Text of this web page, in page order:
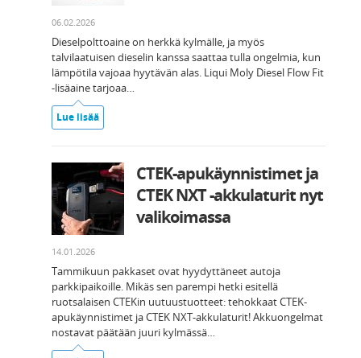
06.02.2026
Dieselpolttoaine on herkkä kylmälle, ja myös
talvilaatuisen dieselin kanssa saattaa tulla ongelmia, kun
lämpötila vajoaa hyytävän alas. Liqui Moly Diesel Flow Fit
-lisäaine tarjoaa…
Lue lisää
CTEK-apukäynnistimet ja
CTEK NXT -akkulaturit nyt
valikoimassa
14.01.2026
Tammikuun pakkaset ovat hyydyttäneet autoja
parkkipaikoille. Mikäs sen parempi hetki esitellä
ruotsalaisen CTEKin uutuustuotteet: tehokkaat CTEK-
apukäynnistimet ja CTEK NXT-akkulaturit! Akkuongelmat
nostavat päätään juuri kylmässä…